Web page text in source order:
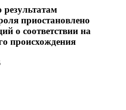
приостановлено
о соответствии на
происхождения